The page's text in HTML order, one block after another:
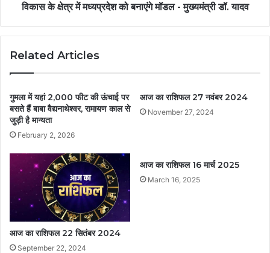
विकास के क्षेत्र में मध्यप्रदेश को बनाएंगे मॉडल - मुख्यमंत्री डॉ. यादव
Related Articles
गुमला में यहां 2,000 फीट की ऊंचाई पर
बसते हैं बाबा वैद्यनाथेश्वर, रामायण काल से
जुड़ी है मान्यता
February 2, 2026
आज का राशिफल 27 नवंबर 2024
November 27, 2024
आज का राशिफल 22 सितंबर 2024
September 22, 2024
आज का राशिफल 16 मार्च 2025
March 16, 2025